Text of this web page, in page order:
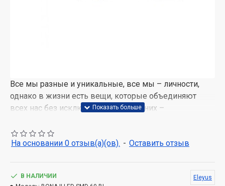
Все мы разные и уникальные, все мы – личности,
однако в жизни есть вещи, которые объединяют
всех нас без исключения и одна из них –
жилищу.
Так, именно наша обитель хранит в себе все самое
нашими неудачами, которые, однако, помогали
На основании 0 отзыв(а)(ов). - Оставить отзыв
В НАЛИЧИИ
Eleyus